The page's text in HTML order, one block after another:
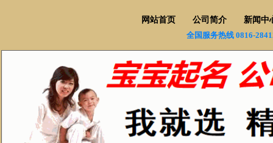
网站首页 公司简介
新闻中
全国服务热线 0816-